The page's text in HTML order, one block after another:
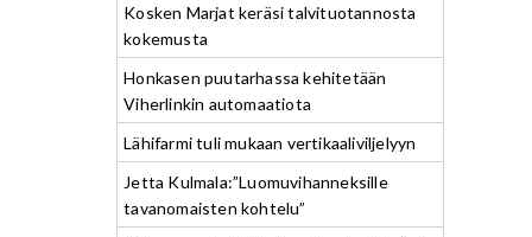
Kosken Marjat keräsi talvituotannosta
kokemusta
Honkasen puutarhassa kehitetään
Viherlinkin automaatiota
Lähifarmi tuli mukaan vertikaaliviljelyyn
Jetta Kulmala:”Luomuvihanneksille
tavanomaisten kohtelu”